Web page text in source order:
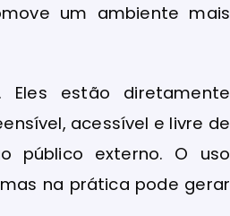
um ambiente mais
estão diretamente
acessível e livre de
público externo. O uso
na prática pode gerar